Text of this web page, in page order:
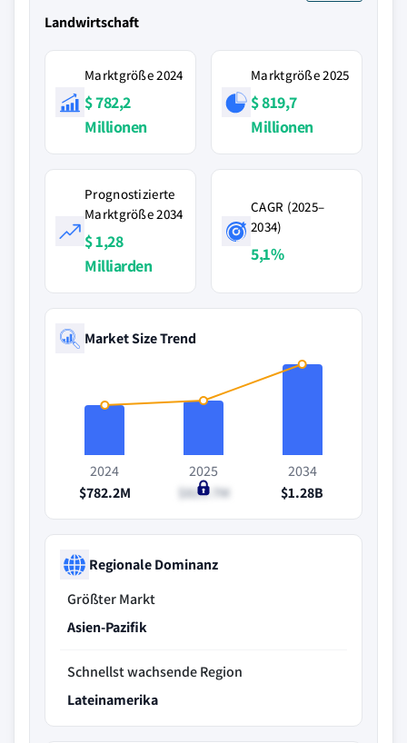
Landwirtschaft
Marktgröße 2024
$ 782,2
Millionen
Marktgröße 2025
$ 819,7
Millionen
Prognostizierte
Marktgröße 2034
$ 1,28
Milliarden
CAGR (2025–
2034)
5,1%
Market Size Trend
2024
$782.2M
2025
$819.7M
2034
$1.28B
Regionale Dominanz
Größter Markt
Asien-Pazifik
Schnellst wachsende Region
Lateinamerika